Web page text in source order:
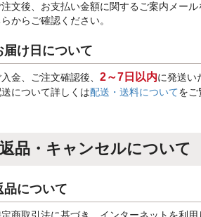
文後、お支払い金額に関するご案内メー
からご確認ください。
届け日について
金、ご注文確認後、 2～7日以内に発送い
について詳しくは配送・送料についてをご
返品・キャンセルについて
品について
商取引法に基づき、インターネットを利